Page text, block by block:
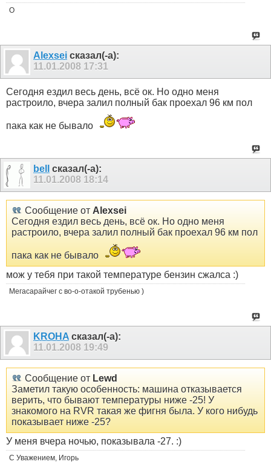
O
Alexsei сказал(-а):
11.01.2008 17:31
Сегодня ездил весь день, всё ок. Но одно меня
растроило, вчера залил полный бак проехал 96 км пол
пака как не бывало
bell
сказал(-а):
11.01.2008 18:14
Сообщение от Alexsei
Сегодня ездил весь день, всё ок. Но одно меня
растроило, вчера залил полный бак проехал 96 км пол
пака как не бывало
мож у тебя при такой температуре бензин сжалса :)
Мегасарайчег с во-о-отакой трубенью )
KROHA сказал(-а):
11.01.2008 19:49
Сообщение от Lewd
Заметил такую особенность: машина отказывается
верить, что бывают температуры ниже -25! У
знакомого на RVR такая же фигня была. У кого нибудь
показывает ниже -25?
У меня вчера ночью, показывала -27. :)
С Уважением, Игорь